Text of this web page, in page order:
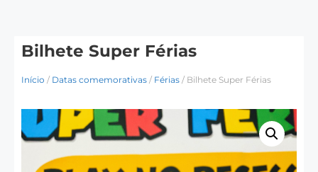
Bilhete Super Férias
Início / Datas comemorativas / Férias / Bilhete Super Férias